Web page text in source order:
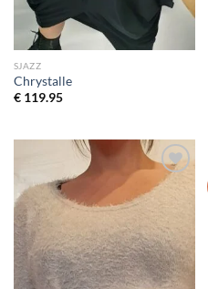
SJAZZ
Chrystalle
€119.95
Toevoegen
wenslijst